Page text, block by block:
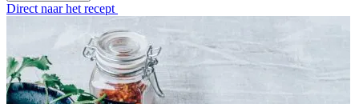
Direct naar het recept